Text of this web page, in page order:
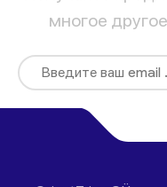
многое